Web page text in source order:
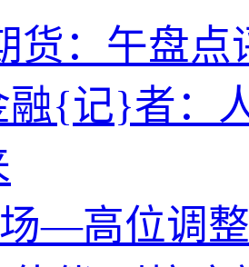
货：午盘点
融{记}者：
—高位调